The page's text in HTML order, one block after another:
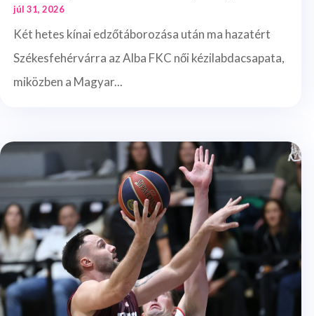
júl 31, 2026
Két hetes kínai edzőtáborozása után ma hazatért
Székesfehérvárra az Alba FKC női kézilabdacsapata,
miközben a Magyar...